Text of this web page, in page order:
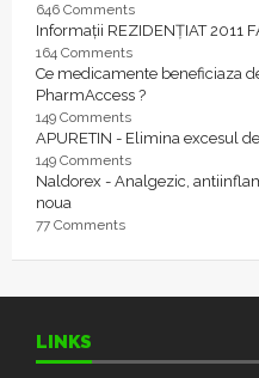
646 Comments
Informații REZIDENȚIAT 2011
164 Comments
Ce medicamente beneficiaza
PharmAccess ?
149 Comments
APURETIN - Elimina excesul
149 Comments
Naldorex - Analgezic,
noua
77 Comments
LINKS